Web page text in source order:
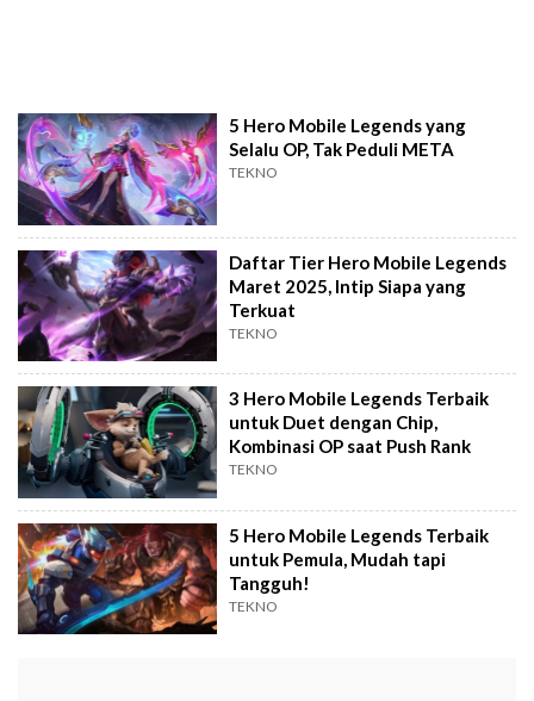
5 Hero Mobile Legends yang
Selalu OP, Tak Peduli META
TEKNO
Daftar Tier Hero Mobile Legends
Maret 2025, Intip Siapa yang
Terkuat
TEKNO
3 Hero Mobile Legends Terbaik
untuk Duet dengan Chip,
Kombinasi OP saat Push Rank
TEKNO
5 Hero Mobile Legends Terbaik
untuk Pemula, Mudah tapi
Tangguh!
TEKNO